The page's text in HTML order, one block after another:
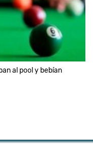
al pool y bebían